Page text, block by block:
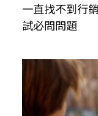
一直找不到行
試必問問題